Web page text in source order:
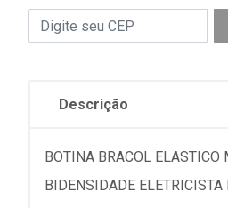
Descrição
BOTINA BRACOL ELASTICO
BIDENSIDADE ELETRICISTA